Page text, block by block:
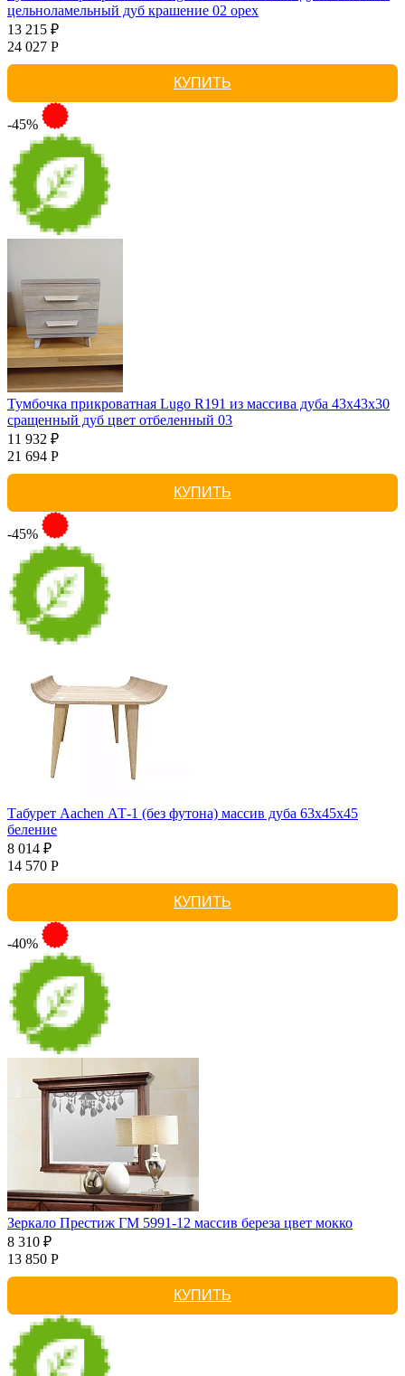
цельноламельный дуб крашение 02 орех
13 215 ₽
24 027 Р
КУПИТЬ
-45%
Тумбочка прикроватная Lugo R191 из массива дуба 43х43х30
сращенный дуб цвет отбеленный 03
11 932 ₽
21 694 Р
КУПИТЬ
-45%
Табурет Aachen АТ-1 (без футона) массив дуба 63х45х45
беление
8 014 ₽
14 570 Р
КУПИТЬ
-40%
Зеркало Престиж ГМ 5991-12 массив береза цвет мокко
8 310 ₽
13 850 Р
КУПИТЬ